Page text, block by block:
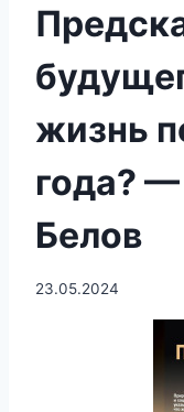
жизнь
года?
Белов
23.05.2024